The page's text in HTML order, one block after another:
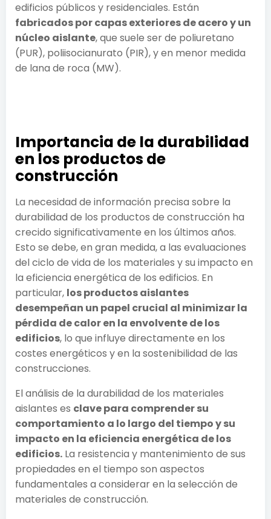
edificios públicos y residenciales. Están
fabricados por capas exteriores de acero y un
núcleo aislante, que suele ser de poliuretano
(PUR), poliisocianurato (PIR), y en menor medida
de lana de roca (MW).
Importancia de la durabilidad
en los productos de
construcción
La necesidad de información precisa sobre la
durabilidad de los productos de construcción ha
crecido significativamente en los últimos años.
Esto se debe, en gran medida, a las evaluaciones
del ciclo de vida de los materiales y su impacto en
la eficiencia energética de los edificios. En
particular, los productos aislantes
desempeñan un papel crucial al minimizar la
pérdida de calor en la envolvente de los
edificios, lo que influye directamente en los
costes energéticos y en la sostenibilidad de las
construcciones.
El análisis de la durabilidad de los materiales
aislantes es clave para comprender su
comportamiento a lo largo del tiempo y su
impacto en la eficiencia energética de los
edificios. La resistencia y mantenimiento de sus
propiedades en el tiempo son aspectos
fundamentales a considerar en la selección de
materiales de construcción.